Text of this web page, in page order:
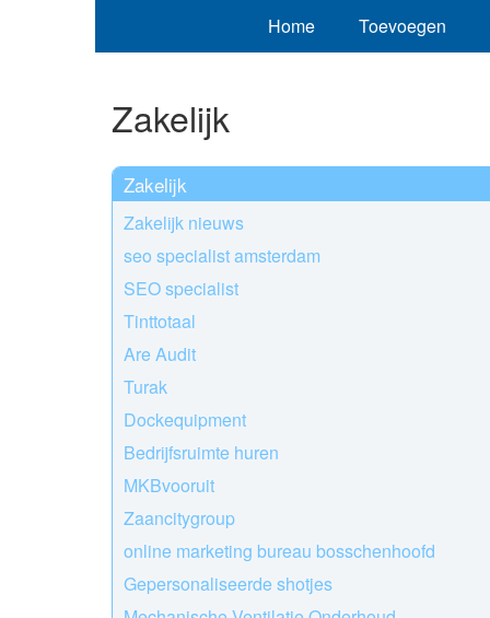
Home Toevoegen
Zakelijk
Zakelijk
Zakelijk nieuws
seo specialist amsterdam
SEO specialist
Tinttotaal
Are Audit
Turak
Dockequipment
Bedrijfsruimte huren
MKBvooruit
Zaancitygroup
online marketing bureau bosschenhoofd
Gepersonaliseerde shotjes